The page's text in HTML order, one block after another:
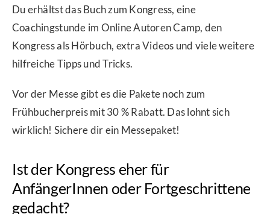
Du erhältst das Buch zum Kongress, eine
Coachingstunde im Online Autoren Camp, den
Kongress als Hörbuch, extra Videos und viele weitere
hilfreiche Tipps und Tricks.
Vor der Messe gibt es die Pakete noch zum
Frühbucherpreis mit 30 % Rabatt. Das lohnt sich
wirklich! Sichere dir ein Messepaket!
Ist der Kongress eher für
AnfängerInnen oder Fortgeschrittene
gedacht?